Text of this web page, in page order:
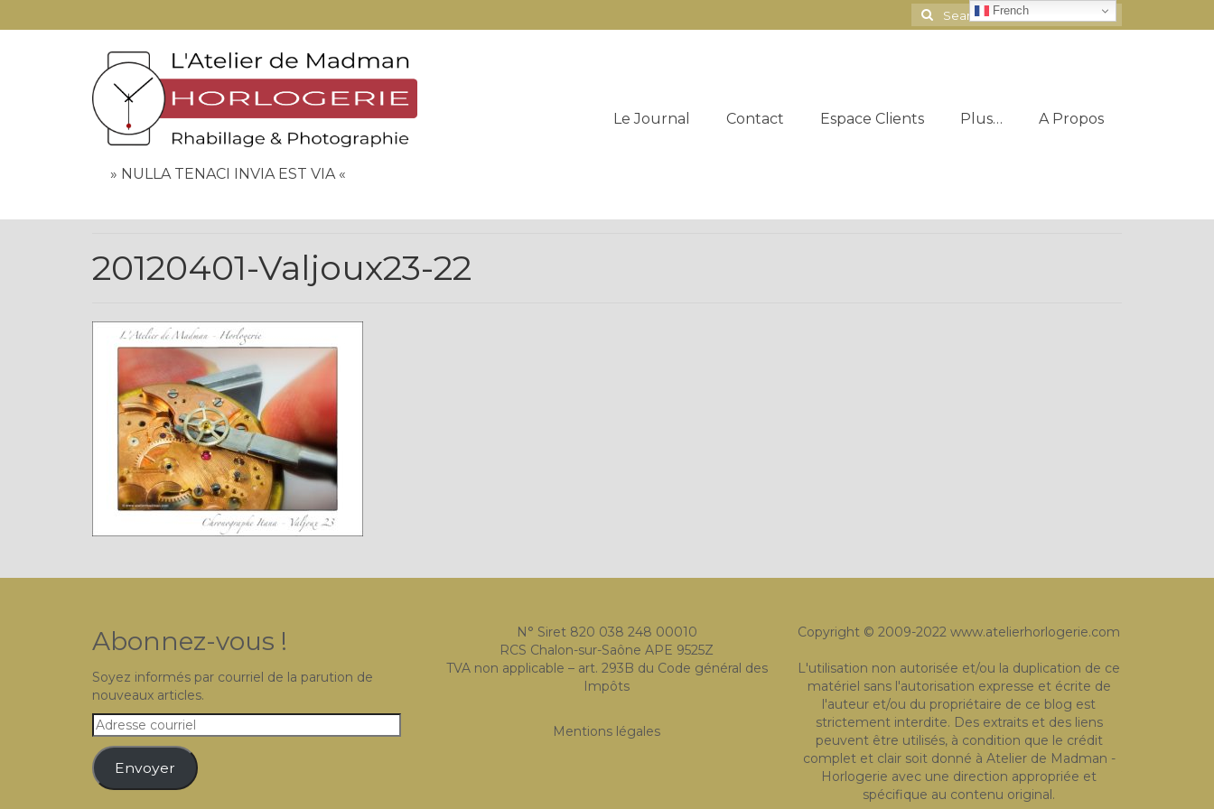
Search
for:
» NULLA TENACI INVIA EST VIA «
Le Journal Contact Espace Clients Plus… A Propos
20120401-Valjoux23-22
Abonnez-vous !
Soyez informés par courriel de la parution de
nouveaux articles.
Adresse
courriel
Envoyer
N° Siret 820 038 248 00010
RCS Chalon-sur-Saône APE 9525Z
TVA non applicable – art. 293B du Code général des
Impôts
Mentions légales
Copyright © 2009-2022 www.atelierhorlogerie.com
L'utilisation non autorisée et/ou la duplication de ce
matériel sans l'autorisation expresse et écrite de
l'auteur et/ou du propriétaire de ce blog est
strictement interdite. Des extraits et des liens
peuvent être utilisés, à condition que le crédit
complet et clair soit donné à Atelier de Madman -
Horlogerie avec une direction appropriée et
spécifique au contenu original.
French